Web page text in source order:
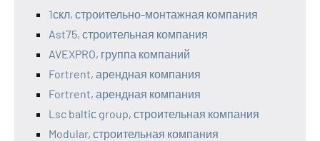
1скл, строительно-монтажная компания
Ast75, строительная компания
AVEXPRO, группа компаний
Fortrent, арендная компания
Fortrent, арендная компания
Lsc baltiс group, строительная компания
Modular, строительная компания